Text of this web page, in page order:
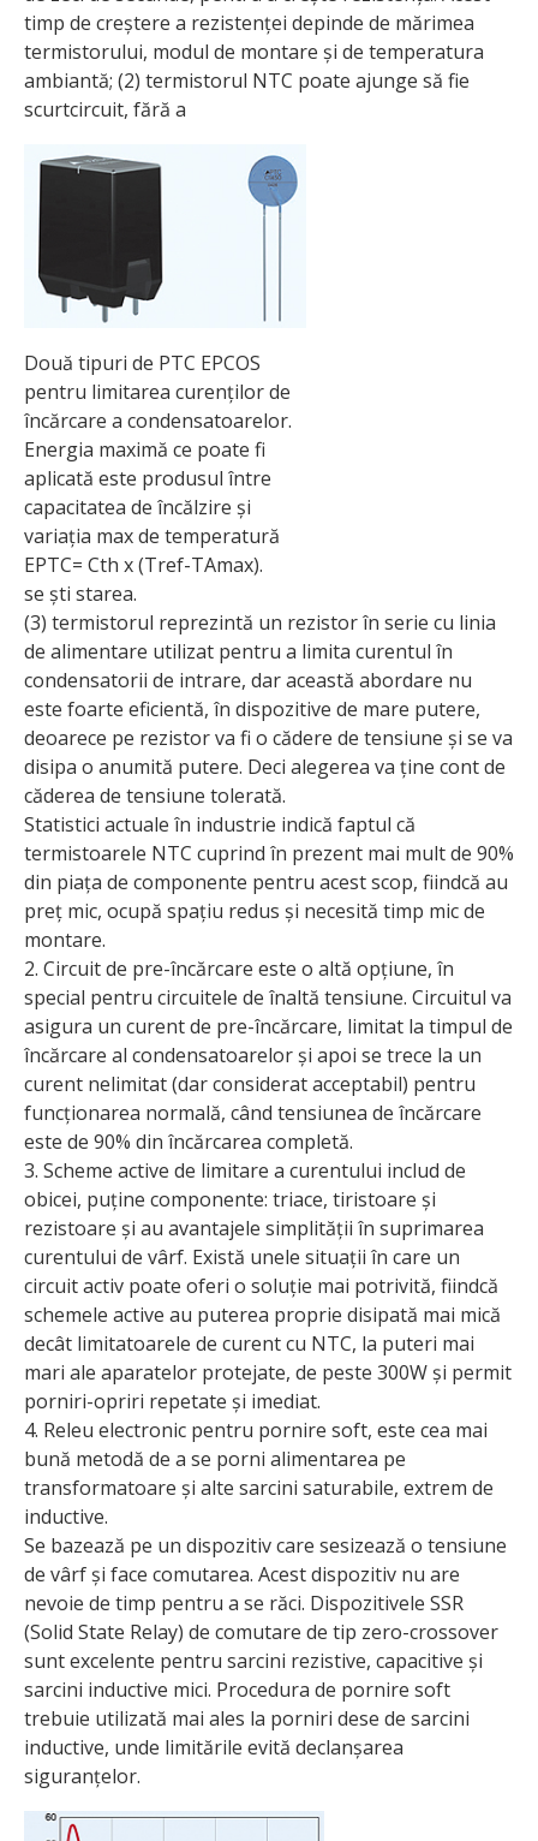
timp de creștere a rezistenței depinde de mărimea
termistorului, modul de montare și de temperatura
ambiantă; (2) termistorul NTC poate ajunge să fie
scurtcircuit, fără a
Două tipuri de PTC EPCOS
pentru limitarea curenților de
încărcare a condensatoarelor.
Energia maximă ce poate fi
aplicată este produsul între
capacitatea de încălzire și
variația max de temperatură
EPTC= Cth x (Tref-TAmax).
se ști starea.
(3) termistorul reprezintă un rezistor în serie cu linia
de alimentare utilizat pentru a limita curentul în
condensatorii de intrare, dar această abordare nu
este foarte eficientă, în dispozitive de mare putere,
deoarece pe rezistor va fi o cădere de tensiune și se va
disipa o anumită putere. Deci alegerea va ține cont de
căderea de tensiune tolerată.
Statistici actuale în industrie indică faptul că
termistoarele NTC cuprind în prezent mai mult de 90%
din piața de componente pentru acest scop, fiindcă au
preț mic, ocupă spațiu redus și necesită timp mic de
montare.
2. Circuit de pre-încărcare este o altă opțiune, în
special pentru circuitele de înaltă tensiune. Circuitul va
asigura un curent de pre-încărcare, limitat la timpul de
încărcare al condensatoarelor și apoi se trece la un
curent nelimitat (dar considerat acceptabil) pentru
funcționarea normală, când tensiunea de încărcare
este de 90% din încărcarea completă.
3. Scheme active de limitare a curentului includ de
obicei, puține componente: triace, tiristoare și
rezistoare și au avantajele simplității în suprimarea
curentului de vârf. Există unele situații în care un
circuit activ poate oferi o soluție mai potrivită, fiindcă
schemele active au puterea proprie disipată mai mică
decât limitatoarele de curent cu NTC, la puteri mai
mari ale aparatelor protejate, de peste 300W și permit
porniri-opriri repetate și imediat.
4. Releu electronic pentru pornire soft, este cea mai
bună metodă de a se porni alimentarea pe
transformatoare și alte sarcini saturabile, extrem de
inductive.
Se bazează pe un dispozitiv care sesizează o tensiune
de vârf și face comutarea. Acest dispozitiv nu are
nevoie de timp pentru a se răci. Dispozitivele SSR
(Solid State Relay) de comutare de tip zero-crossover
sunt excelente pentru sarcini rezistive, capacitive și
sarcini inductive mici. Procedura de pornire soft
trebuie utilizată mai ales la porniri dese de sarcini
inductive, unde limitările evită declanșarea
siguranțelor.